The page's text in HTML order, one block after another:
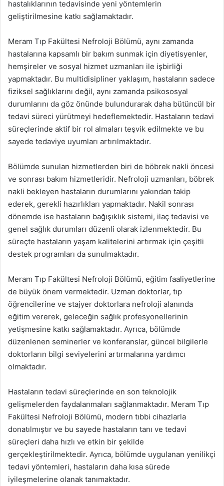
hastalıklarının tedavisinde yeni yöntemlerin
geliştirilmesine katkı sağlamaktadır.
Meram Tıp Fakültesi Nefroloji Bölümü, aynı zamanda
hastalarına kapsamlı bir bakım sunmak için diyetisyenler,
hemşireler ve sosyal hizmet uzmanları ile işbirliği
yapmaktadır. Bu multidisipliner yaklaşım, hastaların sadece
fiziksel sağlıklarını değil, aynı zamanda psikososyal
durumlarını da göz önünde bulundurarak daha bütüncül bir
tedavi süreci yürütmeyi hedeflemektedir. Hastaların tedavi
süreçlerinde aktif bir rol almaları teşvik edilmekte ve bu
sayede tedaviye uyumları artırılmaktadır.
Bölümde sunulan hizmetlerden biri de böbrek nakli öncesi
ve sonrası bakım hizmetleridir. Nefroloji uzmanları, böbrek
nakli bekleyen hastaların durumlarını yakından takip
ederek, gerekli hazırlıkları yapmaktadır. Nakil sonrası
dönemde ise hastaların bağışıklık sistemi, ilaç tedavisi ve
genel sağlık durumları düzenli olarak izlenmektedir. Bu
süreçte hastaların yaşam kalitelerini artırmak için çeşitli
destek programları da sunulmaktadır.
Meram Tıp Fakültesi Nefroloji Bölümü, eğitim faaliyetlerine
de büyük önem vermektedir. Uzman doktorlar, tıp
öğrencilerine ve stajyer doktorlara nefroloji alanında
eğitim vererek, geleceğin sağlık profesyonellerinin
yetişmesine katkı sağlamaktadır. Ayrıca, bölümde
düzenlenen seminerler ve konferanslar, güncel bilgilerle
doktorların bilgi seviyelerini artırmalarına yardımcı
olmaktadır.
Hastaların tedavi süreçlerinde en son teknolojik
gelişmelerden faydalanmaları sağlanmaktadır. Meram Tıp
Fakültesi Nefroloji Bölümü, modern tıbbi cihazlarla
donatılmıştır ve bu sayede hastaların tanı ve tedavi
süreçleri daha hızlı ve etkin bir şekilde
gerçekleştirilmektedir. Ayrıca, bölümde uygulanan yenilikçi
tedavi yöntemleri, hastaların daha kısa sürede
iyileşmelerine olanak tanımaktadır.